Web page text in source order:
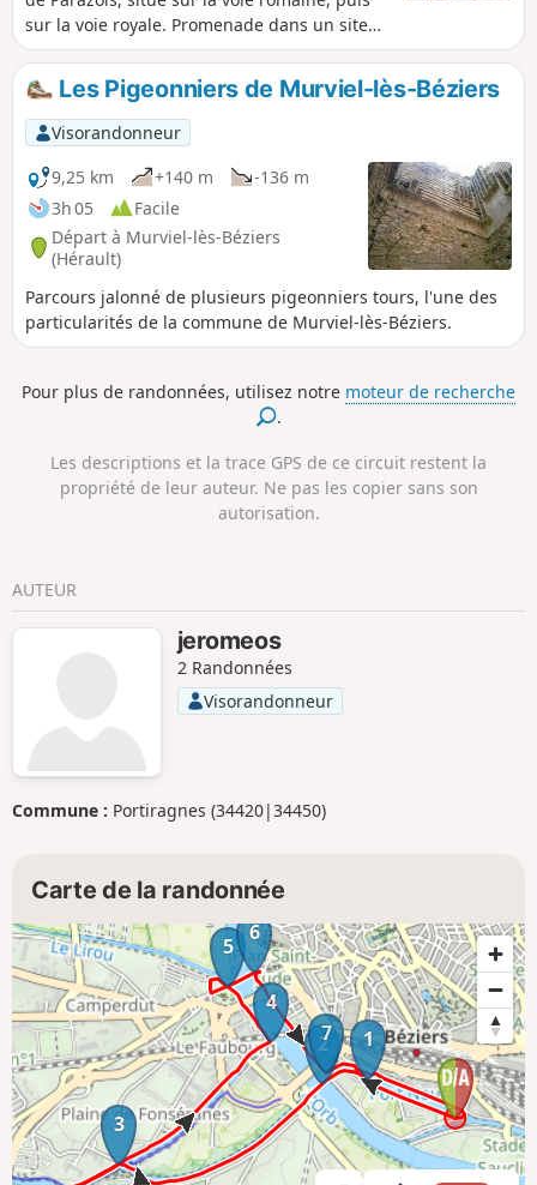
sur la voie royale. Promenade dans un site
offrant un vaste panorama, allant de la
montagne (Caroux, Montagne Noire) à la
Mer Méditerranée .
Les Pigeonniers de Murviel-lès-Béziers
Visorandonneur
9,25 km
+140 m
-136 m
3h 05
Facile
Départ à Murviel-lès-Béziers
(Hérault)
Parcours jalonné de plusieurs pigeonniers tours, l'une des
particularités de la commune de Murviel-lès-Béziers.
Pour plus de randonnées, utilisez notre moteur de recherche
.
Les descriptions et la trace GPS de ce circuit restent la
propriété de leur auteur. Ne pas les copier sans son
autorisation.
AUTEUR
jeromeos
2 Randonnées
Visorandonneur
Commune : Portiragnes (34420|34450)
Carte de la randonnée
1
2
3
4
5
6
7